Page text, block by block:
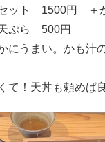
ット 1500円 ＋
ぷら 500円
にうまい。かも汁
て！天丼も頼めば